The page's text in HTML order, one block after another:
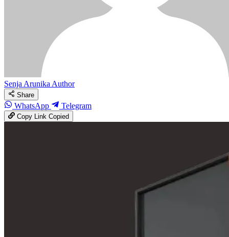
Senja ArunikaAuthor
Share
WhatsApp Telegram
Copy LinkCopied